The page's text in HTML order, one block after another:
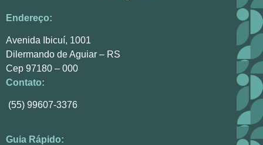
Endereço:
Avenida Ibicuí, 1001
Dilermando de Aguiar – RS
Cep 97180 – 000
Contato:
(55) 99607-3376
Guia Rápido: